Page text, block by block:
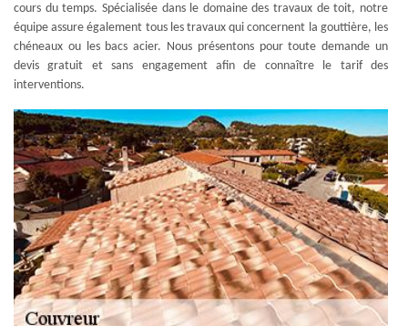
cours du temps. Spécialisée dans le domaine des travaux de toit, notre
équipe assure également tous les travaux qui concernent la gouttière, les
chéneaux ou les bacs acier. Nous présentons pour toute demande un
devis gratuit et sans engagement afin de connaître le tarif des
interventions.